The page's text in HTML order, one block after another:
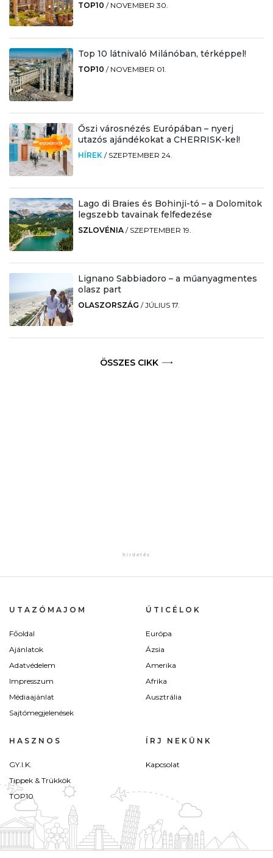
TOP10 / NOVEMBER 30.
Top 10 látnivaló Milánóban, térképpel!
TOP10 / NOVEMBER 01.
Őszi városnézés Európában – nyerj
utazós ajándékokat a CHERRISK-kel!
HÍREK / SZEPTEMBER 24.
Lago di Braies és Bohinji-tó – a Dolomitok
legszebb tavainak felfedezése
SZLOVÉNIA / SZEPTEMBER 19.
Lignano Sabbiadoro – a műanyagmentes
olasz part
OLASZORSZÁG /JÚLIUS 17.
ÖSSZES CIKK
UTAZÓMAJOM
Főoldal
Ajánlatok
Adatvédelem
Impresszum
Médiaajánlat
Sajtómegjelenések
ÚTICÉLOK
Európa
Ázsia
Amerika
Afrika
Ausztrália
HASZNOS
GY.I.K.
Tippek & Trükkök
TOP10
ÍRJ NEKÜNK
Kapcsolat